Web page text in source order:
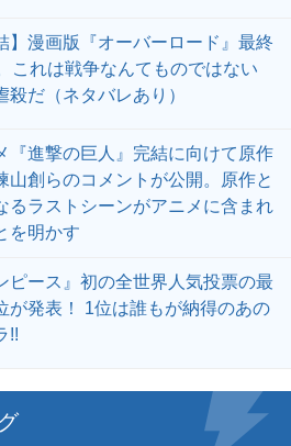
】漫画版『オーバーロード』最終
これは戦争なんてものではない
だ（ネタバレあり）
『進撃の巨人』完結に向けて原作
山創らのコメントが公開。原作と
るラストシーンがアニメに含まれ
を明かす
ピース』初の全世界人気投票の最
が発表！ 1位は誰もが納得のあの
!!